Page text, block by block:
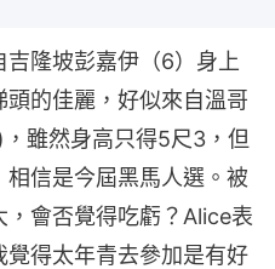
隆坡彭嘉伊（6）身上
的佳麗，好似來自溫哥
雖然身高只得5尺3，但
信是今屆黑馬人選。被
，會否覺得吃虧？Alice表
得太年青去參加是有好